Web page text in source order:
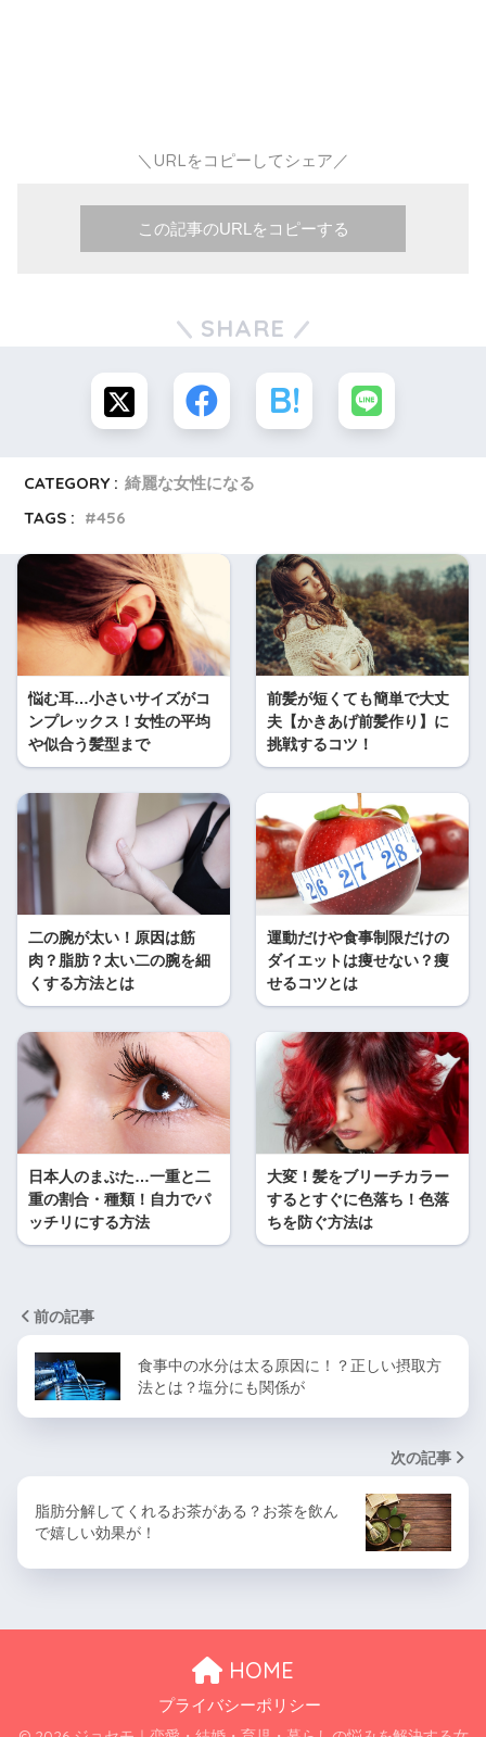
＼URLをコピーしてシェア／
この記事のURLをコピーする
SHARE
CATEGORY : 綺麗な女性になる
TAGS :
456
悩む耳…小さいサイズがコ
ンプレックス！女性の平均
や似合う髪型まで
前髪が短くても簡単で大丈
夫【かきあげ前髪作り】に
挑戦するコツ！
二の腕が太い！原因は筋
肉？脂肪？太い二の腕を細
くする方法とは
運動だけや食事制限だけの
ダイエットは痩せない？痩
せるコツとは
日本人のまぶた…一重と二
重の割合・種類！自力でパ
ッチリにする方法
大変！髪をブリーチカラー
するとすぐに色落ち！色落
ちを防ぐ方法は
前の記事
食事中の水分は太る原因に！？正しい摂取方
法とは？塩分にも関係が
次の記事
脂肪分解してくれるお茶がある？お茶を飲ん
で嬉しい効果が！
HOME
プライバシーポリシー